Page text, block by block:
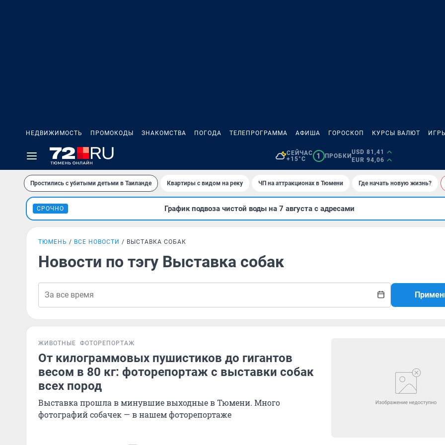
НЕДВИЖИМОСТЬ ПРОМОКОДЫ ЗНАКОМСТВА ПОГОДА ТЕЛЕПРОГРАММА АФИША ГОРОСКОП КУРСЫ ВАЛЮТ
СЕЙЧАС
+15°C
1 ПРОБКИ
USD 81,41
EUR 94,06
Простились с убитыми детьми в Таиланде Квартиры с видом на реку ЧП на аттракционах в Тюмени Где начать новую жизнь?
СРОЧНО График подвоза чистой воды на 7 августа с адресами
ТЮМЕНЬ ВСЕ НОВОСТИ ВЫСТАВКА СОБАК
Новости по тэгу Выставка собак
ЖИВОТНЫЕ ФОТОРЕПОРТАЖ
От килограммовых пушистиков до гигантов
весом в 80 кг: фоторепортаж с выставки собак
всех пород
Выставка прошла в минувшие выходные в Тюмени. Много
фотографий собачек — в нашем фоторепортаже